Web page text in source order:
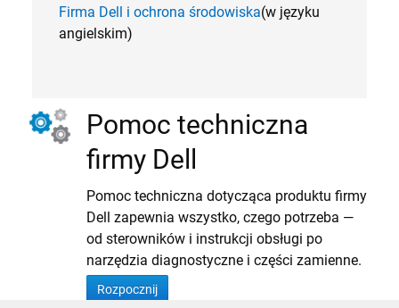
Firma Dell i ochrona środowiska(w języku
angielskim)
Pomoc techniczna
firmy Dell
Pomoc techniczna dotycząca produktu firmy
Dell zapewnia wszystko, czego potrzeba —
od sterowników i instrukcji obsługi po
narzędzia diagnostyczne i części zamienne.
Rozpocznij